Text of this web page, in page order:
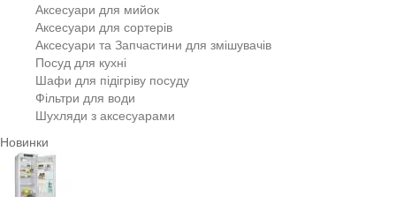
Аксесуари для мийок
Аксесуари для сортерів
Аксесуари та Запчастини для змішувачів
Посуд для кухні
Шафи для підігріву посуду
Фільтри для води
Шухляди з аксесуарами
Новинки